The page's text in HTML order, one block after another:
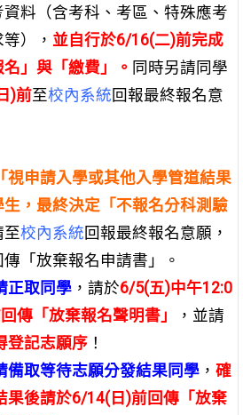
料（含考科、考區、特殊應考
）， 並自行於6/16(二)前完成
名」與「繳費」。 同時另請同學
)前至校內系統回報最終報名意
視申請入學或其他入學管道結果
生，最終決定「不報名分科測驗
至校內系統回報最終報名意願，
傳「放棄報名申請書」。
正取同學，請於6/5(五)中午12:0
回傳「放棄報名聲明書」
，並請
登記志願序！
備取等待志願分發結果同學， 確
果後請於6/14(日)前回傳「放棄